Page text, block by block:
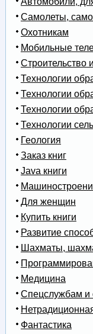
Самолеты,
Охотникам
Мобильные
Строительство
Технологии
Технологии
Технологии
Технологии
Геология
Заказ книг
Java книги
Для женщин
Купить книги
Развитие
Шахматы,
Медицина
Спецслужбам и
Фантастика